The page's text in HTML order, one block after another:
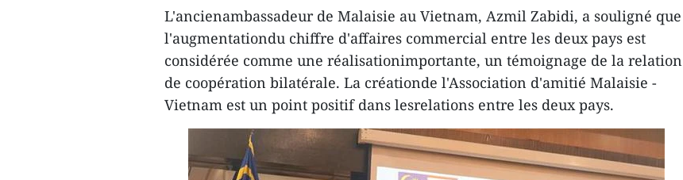
L'ancienambassadeur de Malaisie au Vietnam, Azmil Zabidi, a souligné que
l'augmentationdu chiffre d'affaires commercial entre les deux pays est
considérée comme une réalisationimportante, un témoignage de la relation
de coopération bilatérale. La créationde l'Association d'amitié Malaisie -
Vietnam est un point positif dans lesrelations entre les deux pays.